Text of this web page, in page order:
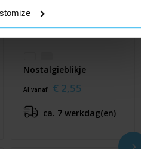
Nostalgieblikje
Al vanaf € 2,55
ca. 7 werkdag(en)